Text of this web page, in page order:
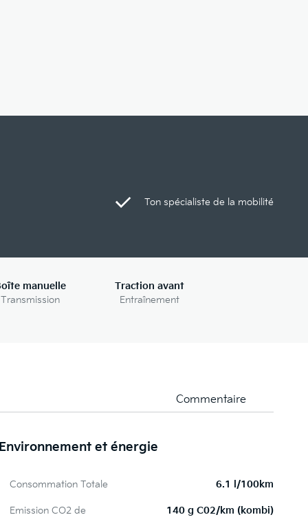
Ton spécialiste de la mobilité
manuelle
Transmission
Traction avant
Entraînement
Commentaire
Environnement et énergie
Consommation Totale 6.1 l/100km
Emission CO2 de 140 g C02/km (kombi)